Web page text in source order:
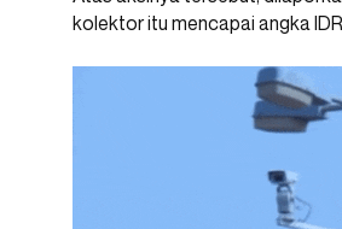
kolektor itu mencapai angka IDR